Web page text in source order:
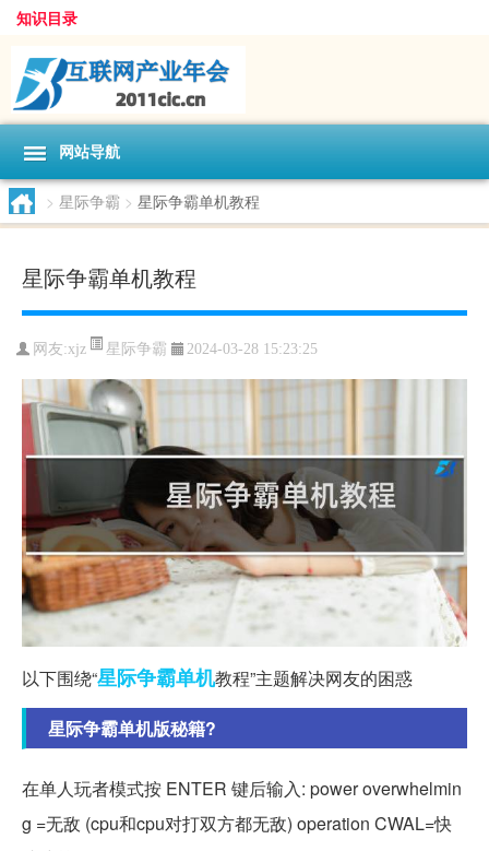
知识目录
网站导航
> 星际争霸 > 星际争霸单机教程
星际争霸单机教程
网友:xjz 星际争霸 2024-03-28 15:23:25
以下围绕“星际争霸单机教程”主题解决网友的困惑
星际争霸单机版秘籍?
在单人玩者模式按 ENTER 键后输入: power overwhelmin
g =无敌 (cpu和cpu对打双方都无敌) operation CWAL=快